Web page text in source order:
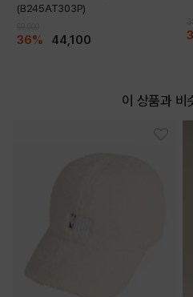
(B245AT303P)
36% 44,100
이 상품과 비